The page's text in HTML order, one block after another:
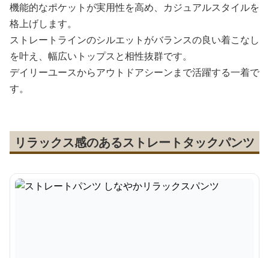
機能的なポケットが実用性を高め、カジュアルスタイルを
格上げします。
ストレートラインのシルエットがバランスの良い着こなし
を叶え、幅広いトップスと相性抜群です。
デイリーユースからアウトドアシーンまで活躍する一着で
す。
リラックス感のあるストレートタックパンツ